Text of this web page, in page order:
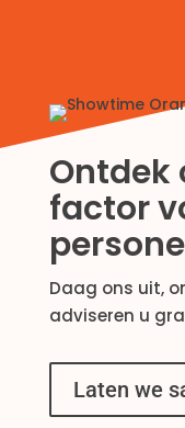
Ontdek
factor
Daag ons uit,
adviseren u
Laten we